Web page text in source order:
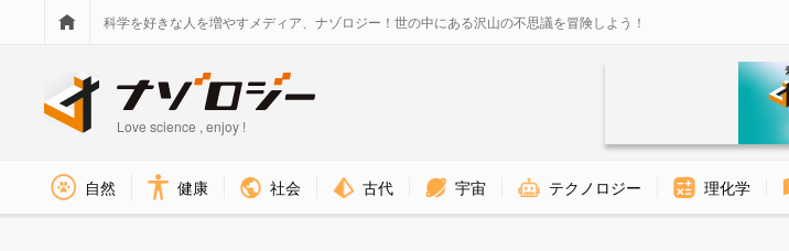
科学を好きな人を増やすメディア、ナゾロジー！世の中にある沢山の不思議を冒険しよう！
Love science , enjoy !
自然 健康 社会 古代 宇宙 テクノロジー 理化学